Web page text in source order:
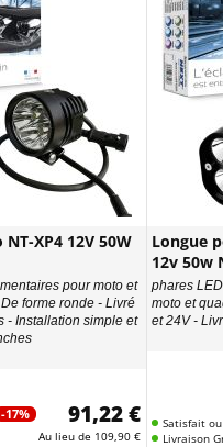
XP4 12V 50W
pour moto et
forme ronde - Livré
- Installation simple et
-17% 91,22 €
Au lieu de 109,90 €
Longue
12v 50w
phares
moto et
et 24V -
Satisfait
Livraison